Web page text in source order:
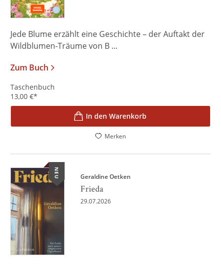
Jede Blume erzählt eine Geschichte – der Auftakt der
Wildblumen-Träume von B ...
Zum Buch
Taschenbuch
13,00 €*
In den Warenkorb
Merken
NEU Geraldine Oetken
Frieda
29.07.2026